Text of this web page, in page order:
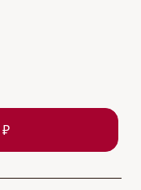
₽